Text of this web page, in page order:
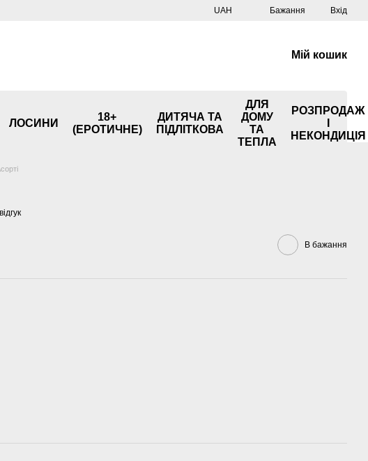
UAH Бажання Вхід
Мій кошик
ЛОСИНИ
18+
(ЕРОТИЧНЕ)
ДИТЯЧА ТА
ПІДЛІТКОВА
ДЛЯ
ДОМУ
ТА
ТЕПЛА
РОЗПРОДАЖ
НЕКОНДИЦІЯ
В бажання